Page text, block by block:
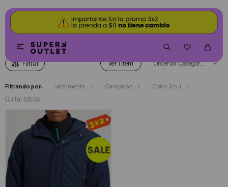


Ver Categoría
Filtrando por: Vestimenta Camperas Color: Azul
Quitar filtros